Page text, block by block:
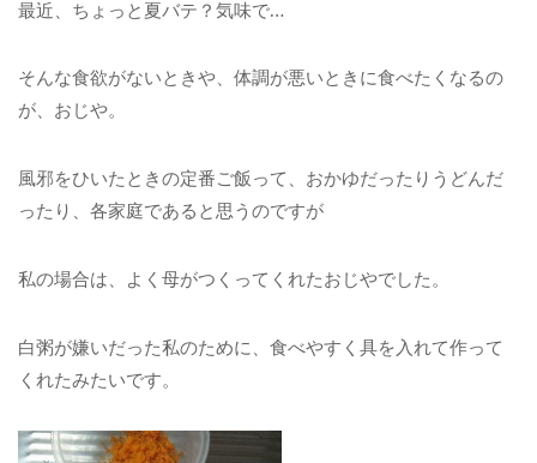
最近、ちょっと夏バテ？気味で…
そんな食欲がないときや、体調が悪いときに食べたくなるの
が、おじや。
風邪をひいたときの定番ご飯って、おかゆだったりうどんだ
ったり、各家庭であると思うのですが
私の場合は、よく母がつくってくれたおじやでした。
白粥が嫌いだった私のために、食べやすく具を入れて作って
くれたみたいです。